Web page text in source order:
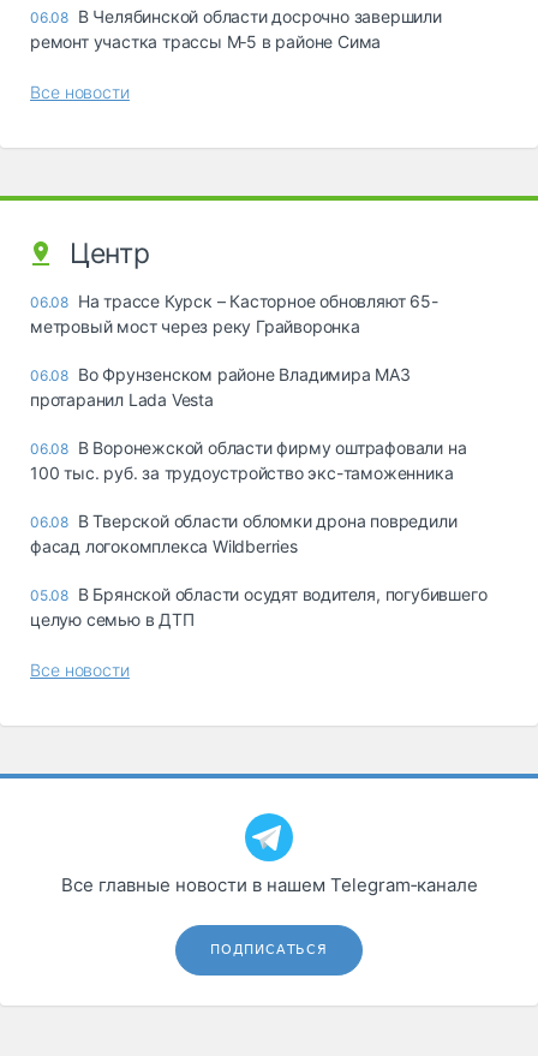
06.08 В Челябинской области досрочно завершили
ремонт участка трассы М‑5 в районе Сима
Все новости
Центр
06.08 На трассе Курск – Касторное обновляют 65-
метровый мост через реку Грайворонка
06.08 Во Фрунзенском районе Владимира МАЗ
протаранил Lada Vesta
06.08 В Воронежской области фирму оштрафовали на
100 тыс. руб. за трудоустройство экс-таможенника
06.08 В Тверской области обломки дрона повредили
фасад логокомплекса Wildberries
05.08 В Брянской области осудят водителя, погубившего
целую семью в ДТП
Все новости
Все главные новости в нашем Telegram‑канале
ПОДПИСАТЬСЯ